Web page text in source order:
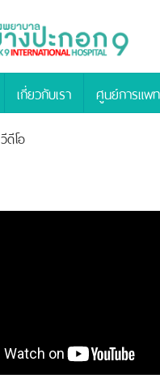
เกี่ยวกับเรา ศูนย์การแพ
วีดีโอ